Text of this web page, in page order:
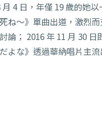
月 4 日，年僅 19 歲的她
死ね～》單曲出道，激烈
論； 2016 年 11 月 30 日
よな》 透過華納唱片主